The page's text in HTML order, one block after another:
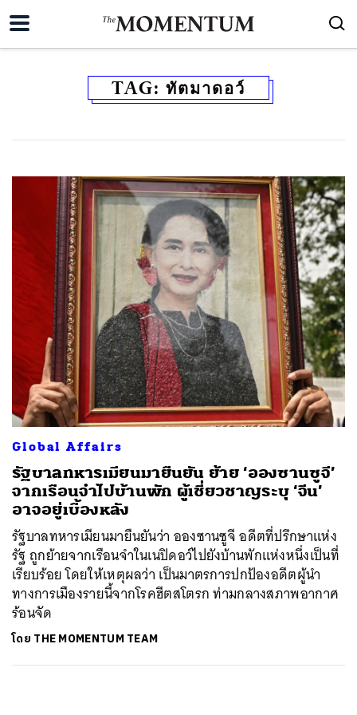
TAG: ทัตมาดอว์
Global Affairs
รัฐบาลทหารเมียนมายืนยัน ย้าย ‘อองซานซูจี’
จากเรือนจำไปบ้านพัก ผู้เชี่ยวชาญระบุ ‘จีน’
อาจอยู่เบื้องหลัง
รัฐบาลทหารเมียนมายืนยันว่า อองซานซูจี อดีตที่ปรึกษาแห่ง
รัฐ ถูกย้ายจากเรือนจำในเนปิดอว์ไปยังบ้านพักแห่งหนึ่งเป็นที่
เรียบร้อย โดยให้เหตุผลว่า เป็นมาตรการปกป้องอดีตผู้นำ
ทางการเมืองรายนี้จากโรคฮีตสโตรก ท่ามกลางสภาพอากาศ
ร้อนจัด
โดย THE MOMENTUM TEAM
ค้นหา
SHARE